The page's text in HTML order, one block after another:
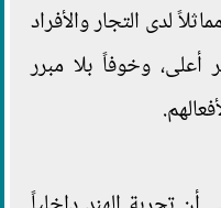
لدى التجار والأفراد
وخوفاً بلا مبرر